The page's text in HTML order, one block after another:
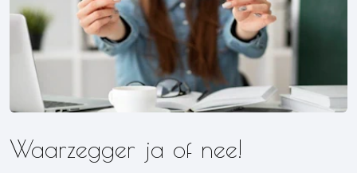
Waarzegger ja of nee!